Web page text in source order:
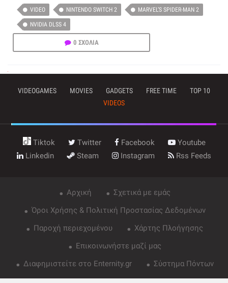
VIDEO NINTENDO SWITCH 2 MARVEL’S SPIDER-MAN 2
NVIDIA DLSS 4
0 ΣΧΟΛΙΑ
VIDEOGAMES MOVIES GADGETS FREE TIME
TOP 10
VIDEOS
Tiktok Twitter Facebook
Youtube
Linkedin
Steam Instagram Rss Feeds
Αρχική
Σχετικά με εμάς
Όροι Χρήσης & Πολιτική Προστασίας Δεδομένων
Παροχή περιεχομένου
Χάρτης Πλοήγησης
Επικοινωνήστε μαζί μας
Διαφημιστείτε στο Enternity.gr
Σύστημα Πόντων